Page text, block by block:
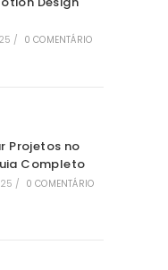
/ 0 COMENTÁRIO
Projetos no
Completo
/ 0 COMENTÁRIO